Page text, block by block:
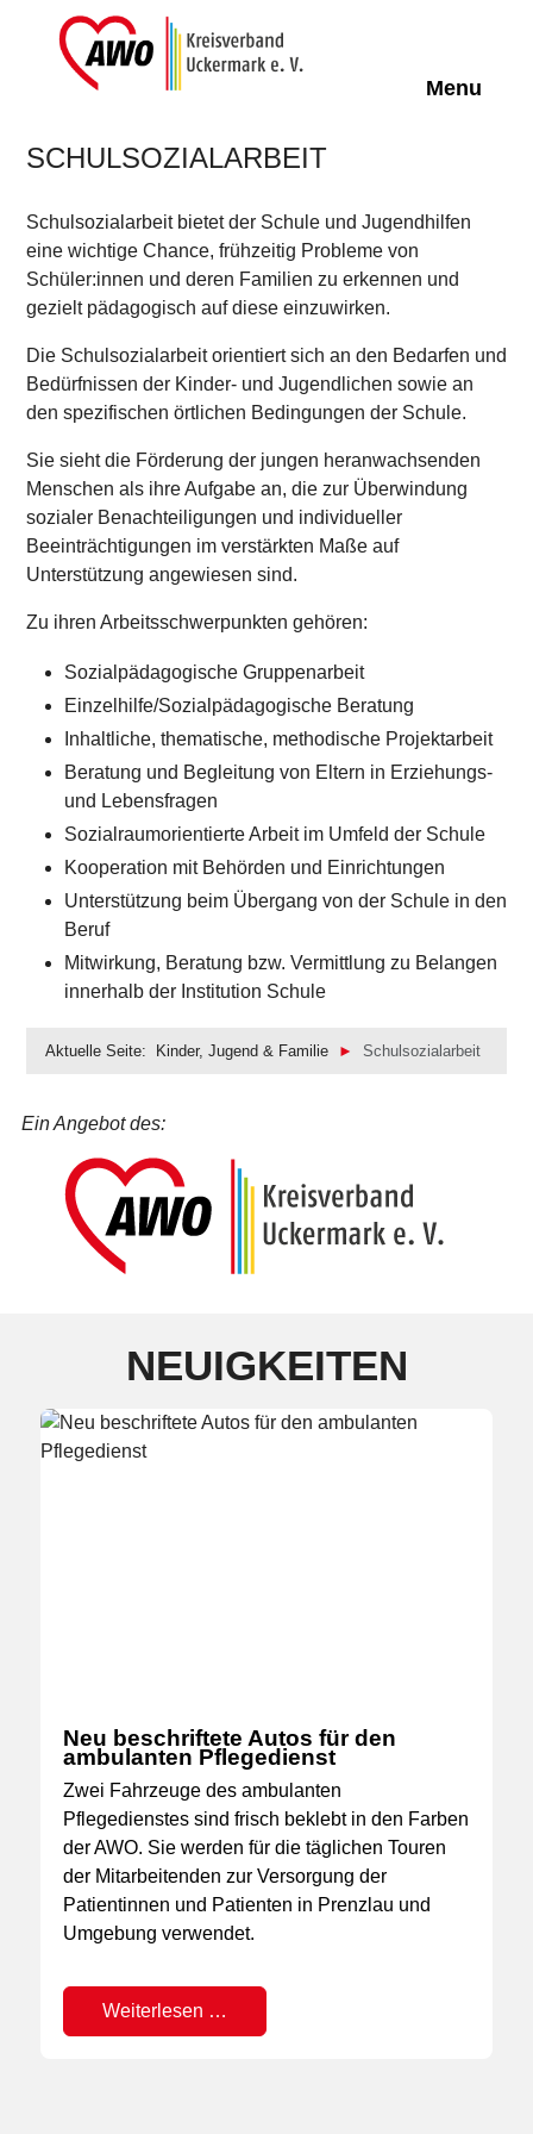
Menu
SCHULSOZIALARBEIT
Schulsozialarbeit bietet der Schule und Jugendhilfen
eine wichtige Chance, frühzeitig Probleme von
Schüler:innen und deren Familien zu erkennen und
gezielt pädagogisch auf diese einzuwirken.
Die Schulsozialarbeit orientiert sich an den Bedarfen und
Bedürfnissen der Kinder- und Jugendlichen sowie an
den spezifischen örtlichen Bedingungen der Schule.
Sie sieht die Förderung der jungen heranwachsenden
Menschen als ihre Aufgabe an, die zur Überwindung
sozialer Benachteiligungen und individueller
Beeinträchtigungen im verstärkten Maße auf
Unterstützung angewiesen sind.
Zu ihren Arbeitsschwerpunkten gehören:
Sozialpädagogische Gruppenarbeit
Einzelhilfe/Sozialpädagogische Beratung
Inhaltliche, thematische, methodische Projektarbeit
Beratung und Begleitung von Eltern in Erziehungs-
und Lebensfragen
Sozialraumorientierte Arbeit im Umfeld der Schule
Kooperation mit Behörden und Einrichtungen
Unterstützung beim Übergang von der Schule in den
Beruf
Mitwirkung, Beratung bzw. Vermittlung zu Belangen
innerhalb der Institution Schule
Aktuelle Seite: Kinder, Jugend & Familie Schulsozialarbeit
Ein Angebot des:
NEUIGKEITEN
Neu beschriftete Autos für den
ambulanten Pflegedienst
Zwei Fahrzeuge des ambulanten
Pflegedienstes sind frisch beklebt in den Farben
der AWO. Sie werden für die täglichen Touren
der Mitarbeitenden zur Versorgung der
Patientinnen und Patienten in Prenzlau und
Umgebung verwendet.
Weiterlesen …